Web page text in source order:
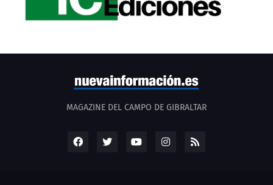
MAGAZINE DEL CAMPO DE GIBRALTAR